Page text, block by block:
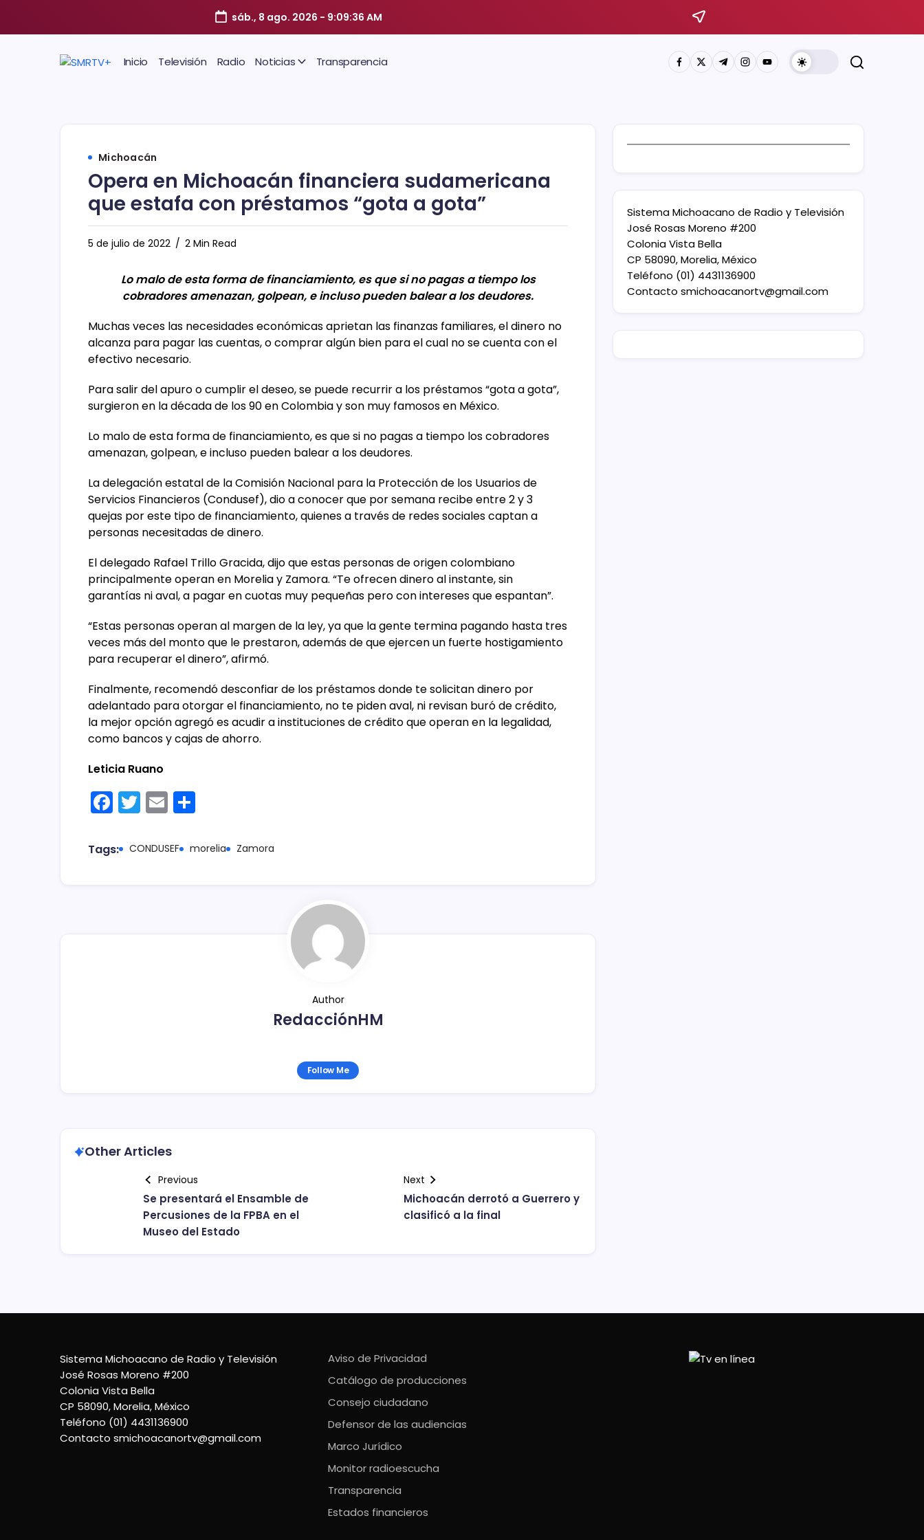
sáb., 8 ago. 2026 - 9:09:37 AM
Inicio Televisión Radio Noticias Transparencia
Michoacán
Opera en Michoacán financiera sudamericana
que estafa con préstamos “gota a gota”
5 de julio de 2022 2 Min Read
Lo malo de esta forma de financiamiento, es que si no pagas a tiempo los
cobradores amenazan, golpean, e incluso pueden balear a los deudores.
Muchas veces las necesidades económicas aprietan las finanzas familiares, el dinero no
alcanza para pagar las cuentas, o comprar algún bien para el cual no se cuenta con el
efectivo necesario.
Para salir del apuro o cumplir el deseo, se puede recurrir a los préstamos “gota a gota”,
surgieron en la década de los 90 en Colombia y son muy famosos en México.
Lo malo de esta forma de financiamiento, es que si no pagas a tiempo los cobradores
amenazan, golpean, e incluso pueden balear a los deudores.
La delegación estatal de la Comisión Nacional para la Protección de los Usuarios de
Servicios Financieros (Condusef), dio a conocer que por semana recibe entre 2 y 3
quejas por este tipo de financiamiento, quienes a través de redes sociales captan a
personas necesitadas de dinero.
El delegado Rafael Trillo Gracida, dijo que estas personas de origen colombiano
principalmente operan en Morelia y Zamora. “Te ofrecen dinero al instante, sin
garantías ni aval, a pagar en cuotas muy pequeñas pero con intereses que espantan”.
“Estas personas operan al margen de la ley, ya que la gente termina pagando hasta tres
veces más del monto que le prestaron, además de que ejercen un fuerte hostigamiento
para recuperar el dinero”, afirmó.
Finalmente, recomendó desconfiar de los préstamos donde te solicitan dinero por
adelantado para otorgar el financiamiento, no te piden aval, ni revisan buró de crédito,
la mejor opción agregó es acudir a instituciones de crédito que operan en la legalidad,
como bancos y cajas de ahorro.
Leticia Ruano
F
a
c
T
w
itt
E
m
ai m
Tags: CONDUSEF morelia Zamora
Author
RedacciónHM
Follow Me
Other Articles
Previous
Se presentará el Ensamble de
Percusiones de la FPBA en el
Museo del Estado
Next
Michoacán derrotó a Guerrero y
clasificó a la final
Sistema Michoacano de Radio y Televisión
José Rosas Moreno #200
Colonia Vista Bella
CP 58090, Morelia, México
Teléfono (01) 4431136900
Contacto smichoacanortv@gmail.com
Sistema Michoacano de Radio y Televisión
José Rosas Moreno #200
Colonia Vista Bella
CP 58090, Morelia, México
Teléfono (01) 4431136900
Contacto smichoacanortv@gmail.com
Aviso de Privacidad
Catálogo de producciones
Consejo ciudadano
Defensor de las audiencias
Marco Jurídico
Monitor radioescucha
Transparencia
Estados financieros